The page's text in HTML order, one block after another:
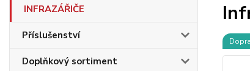
INFRAZÁŘIČE
Příslušenství
Doplňkový sortiment